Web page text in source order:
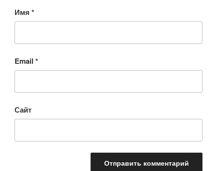
Имя *
Email *
Сайт